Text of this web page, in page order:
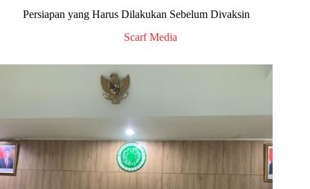
Persiapan yang Harus Dilakukan Sebelum Divaksin
Scarf Media